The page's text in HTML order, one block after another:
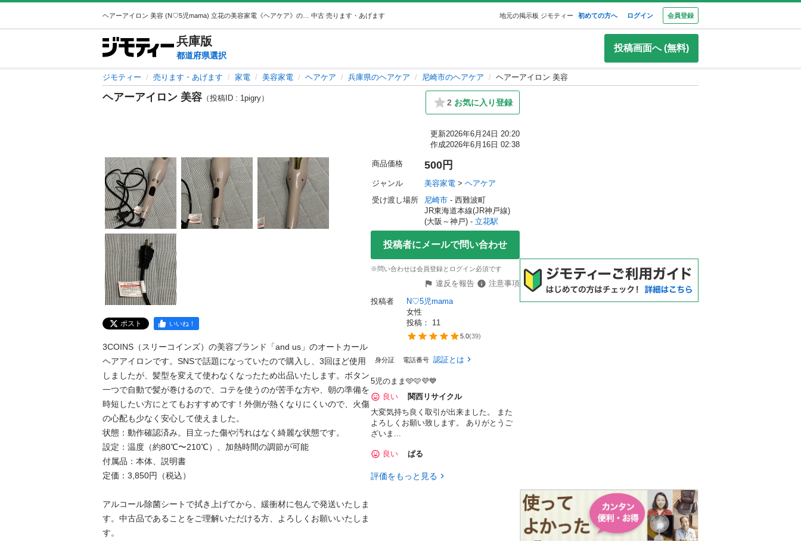
中古 売ります・あげます 地元の掲示板 ジモティー 初めての方へ ログイン 会員登録
兵庫版
都道府県選択
投稿画面へ (無料)
ジモティー 売ります・あげます 家電 美容家電 ヘアケア 兵庫県のヘアケア 尼崎市のヘアケア ヘアーアイロン 美容
ヘアーアイロン 美容 （投稿ID : 1pigry） 2 お気に入り登録
更新2026年6月24日 20:20
作成2026年6月16日 02:38
ポスト いいね！
3COINS（スリーコインズ）の美容ブランド「and us」のオートカール
ヘアアイロンです。SNSで話題になっていたので購入し、3回ほど使用
しましたが、髪型を変えて使わなくなったため出品いたします。ボタン
一つで自動で髪が巻けるので、コテを使うのが苦手な方や、朝の準備を
時短したい方にとてもおすすめです！外側が熱くなりにくいので、火傷
の心配も少なく安心して使えました。
状態：動作確認済み。目立った傷や汚れはなく綺麗な状態です。
設定：温度（約80℃〜210℃）、加熱時間の調節が可能
付属品：本体、説明書
定価：3,850円（税込）
アルコール除菌シートで拭き上げてから、緩衝材に包んで発送いたしま
す。中古品であることをご理解いただける方、よろしくお願いいたしま
す。
商品価格 500円
ジャンル 美容家電 > ヘアケア
受け渡し場所
尼崎市 - 西難波町
JR東海道本線(JR神戸線)
(大阪～神戸) - 立花駅
投稿者にメールで問い合わせ
※問い合わせは会員登録とログイン必須です
違反を報告
注意事項
投稿者
N♡5児mama
女性
投稿： 11
5.0(39)
身分証 電話番号 認証とは
5児のまま️🩵🩷💜💙
良い
関西リサイクル
大変気持ち良く取引が出来ました。 また
よろしくお願い致します。 ありがとうご
ざいま...
良い ぱる
評価をもっと見る